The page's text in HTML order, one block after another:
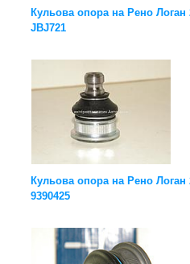
Кульова опора на Рено Логан
JBJ721
Кульова опора на Рено Логан
9390425